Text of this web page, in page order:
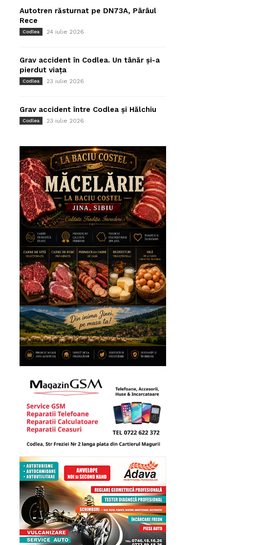
Autotren răsturnat pe DN73A, Pârâul
Rece
Codlea 24 iulie 2026
Grav accident în Codlea. Un tânăr și-a
pierdut viața
Codlea 23 iulie 2026
Grav accident între Codlea și Hălchiu
Codlea 23 iulie 2026